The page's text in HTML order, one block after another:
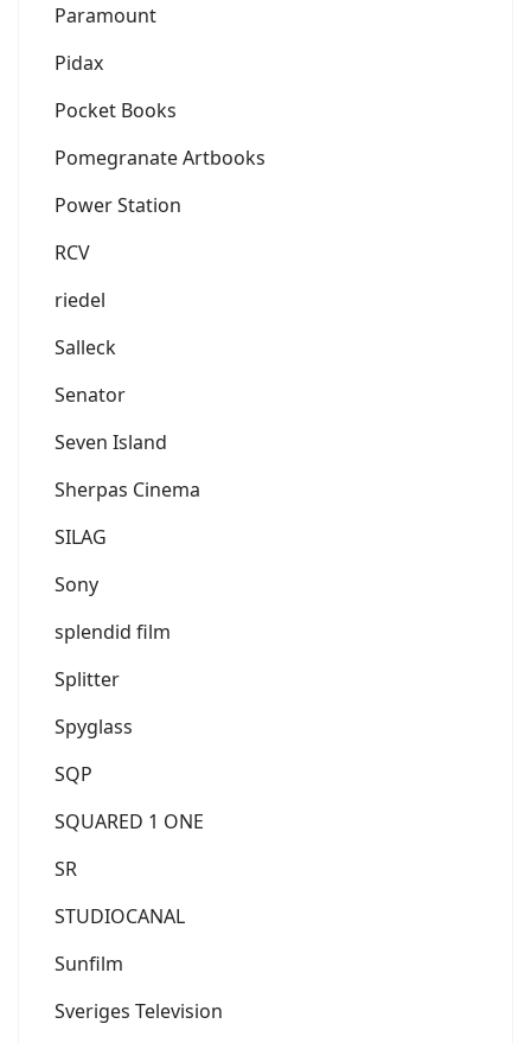
Paramount
Pidax
Pocket Books
Pomegranate Artbooks
Power Station
RCV
riedel
Salleck
Senator
Seven Island
Sherpas Cinema
SILAG
Sony
splendid film
Splitter
Spyglass
SQP
SQUARED 1 ONE
SR
STUDIOCANAL
Sunfilm
Sveriges Television